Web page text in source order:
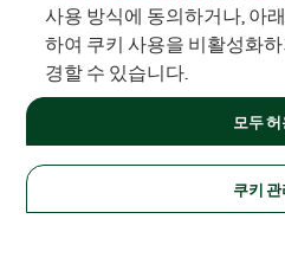
사용 방식에 동의하거나, 아
하여 쿠키 사용을 비활성화
경할 수 있습니다.
쿠키
모두